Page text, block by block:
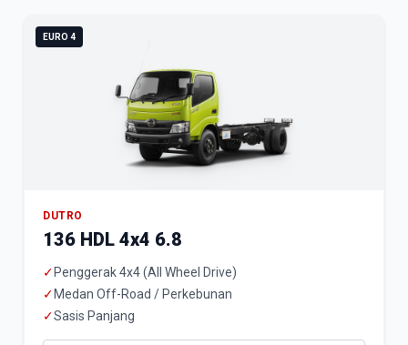
EURO 4
DUTRO
136 HDL 4x4 6.8
✓ Penggerak 4x4 (All Wheel Drive)
✓ Medan Off-Road / Perkebunan
✓Sasis Panjang